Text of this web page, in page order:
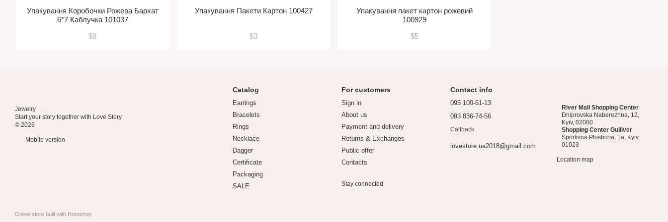
Упакування Коробочки Рожева Бархат
6*7 Каблучка 101037
$8
Упакування Пакети Картон 100427
$3
Упакування пакет картон рожевий
100929
$5
Jewelry
Start your story together with Love Story
© 2026
Mobile version
Online store built with Horoshop
Catalog
Earrings
Bracelets
Rings
Necklace
Dagger
Certificate
Packaging
SALE
For customers
Sign in
About us
Payment and delivery
Returns & Exchanges
Public offer
Contacts
Stay connected
Contact info
095 100-61-13
093 836-74-56
Callback
lovestore.ua2018@gmail.com
River Mall Shopping Center
Dniprovska Naberezhna, 12,
Kyiv, 02000
Shopping Center Gulliver
Sportivna Ploshcha, 1a, Kyiv,
01023
Location map